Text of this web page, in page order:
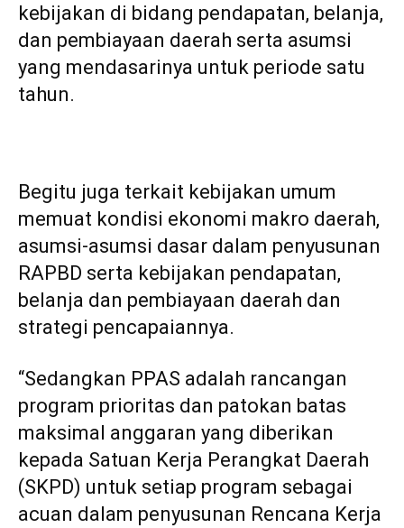
kebijakan di bidang pendapatan, belanja,
dan pembiayaan daerah serta asumsi
yang mendasarinya untuk periode satu
tahun.
Begitu juga terkait kebijakan umum
memuat kondisi ekonomi makro daerah,
asumsi-asumsi dasar dalam penyusunan
RAPBD serta kebijakan pendapatan,
belanja dan pembiayaan daerah dan
strategi pencapaiannya.
“Sedangkan PPAS adalah rancangan
program prioritas dan patokan batas
maksimal anggaran yang diberikan
kepada Satuan Kerja Perangkat Daerah
(SKPD) untuk setiap program sebagai
acuan dalam penyusunan Rencana Kerja